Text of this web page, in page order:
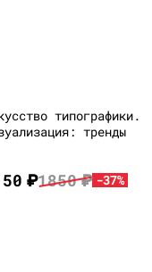
типографики.
тренды
₽1850₽ -37%